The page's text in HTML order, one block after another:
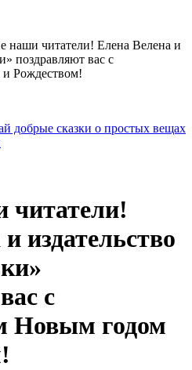
наши читатели! Елена Велена и
поздравляют вас с
Рождеством!
добрые сказки о простых вещах
читатели!
издательство
с
Новым годом